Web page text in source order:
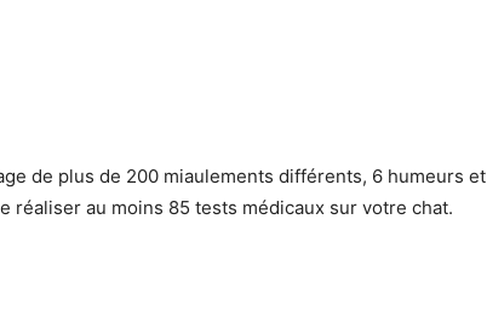
de plus de 200 miaulements différents, 6 humeurs et
réaliser au moins 85 tests médicaux sur votre chat.